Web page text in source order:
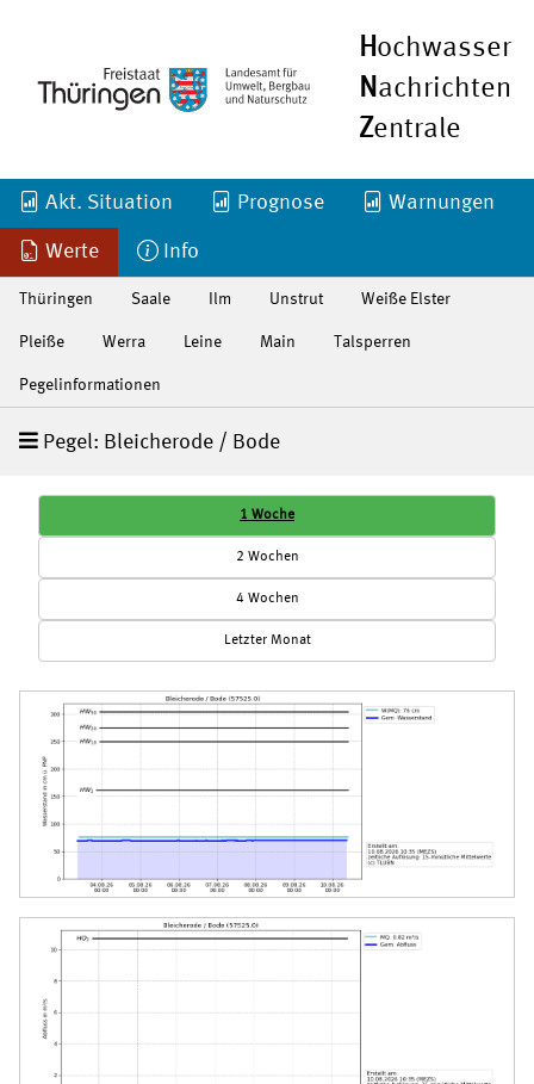
Hochwasser
Nachrichten
Zentrale
Akt. Situation Prognose Warnungen
Werte Info
Thüringen Saale Ilm Unstrut Weiße Elster
Pleiße Werra Leine Main Talsperren
Pegelinformationen
Pegel: Bleicherode / Bode
1 Woche
2 Wochen
4 Wochen
Letzter Monat